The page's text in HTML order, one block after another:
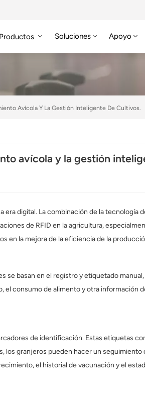
Productos Soluciones Apoyo
Avícola Y La Gestión Inteligente De Cultivos.
avícola y la gestión
digital. La combinación de la tecnología
de RFID en la agricultura,
la mejora de la eficiencia de la
basan en el registro y etiquetado
consumo de alimento y otra información
de identificación. Estas etiquetas
granjeros pueden hacer un
el historial de vacunación y el